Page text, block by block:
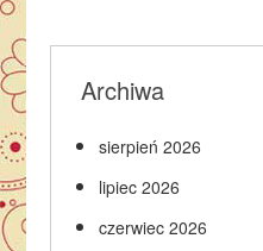
Archiwa
sierpień 2026
lipiec 2026
czerwiec 2026